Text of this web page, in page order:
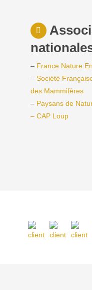
– France Nature
– Société
des Mammifères
– Paysans de
– CAP Loup